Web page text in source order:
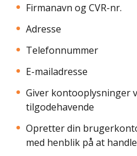
Firmanavn og CVR-nr.
Adresse
Telefonnummer
E-mailadresse
Giver kontooplysninger
tilgodehavende
Opretter din
med henblik på at